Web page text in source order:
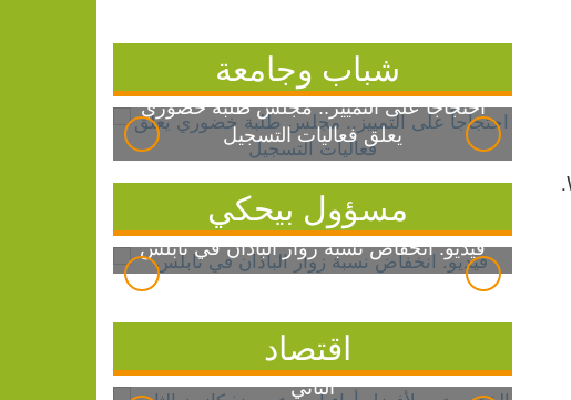
شباب وجامعة
احتجاجاً على التمييز.. مجلس طلبة خضوري
يعلق فعاليات التسجيل
مسؤول بيحكي
فيديو: انخفاض نسبة زوار الباذان في نابلس
اقتصاد
الذهب يتجه لأفضل أداء أسبوعي منذ كانون
الثاني